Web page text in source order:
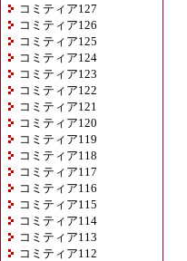
コミティア127
コミティア126
コミティア125
コミティア124
コミティア123
コミティア122
コミティア121
コミティア120
コミティア119
コミティア118
コミティア117
コミティア116
コミティア115
コミティア114
コミティア113
コミティア112